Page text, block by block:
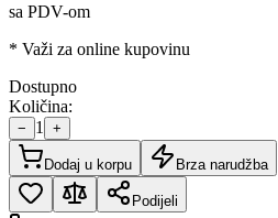
sa PDV-om
* Važi za online kupovinu
Dostupno
Količina:
− 1 +
Dodaj u korpu Brza narudžba
Podijeli